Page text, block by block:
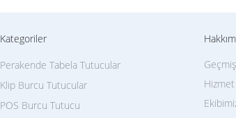
Kategoriler
Perakende Tabela Tutucular
Klip Burcu Tutucular
POS Burcu Tutucu
Geçmiş
Hizmet